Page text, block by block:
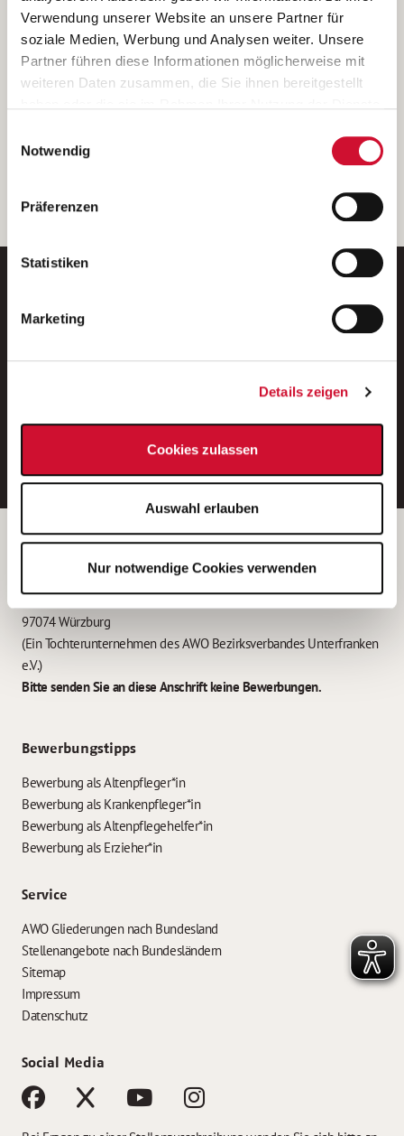
Verwendung unserer Website an unsere Partner für
soziale Medien, Werbung und Analysen weiter. Unsere
Partner führen diese Informationen möglicherweise mit
weiteren Daten zusammen, die Sie ihnen bereitgestellt
Wenn Sie auf „Cookies zulassen“ klicken, so stimmen
Sie der Speicherung sämtlicher Cookies zu. Sie können
Ihre Einwilligung selbstverständlich jederzeit widerrufen,
indem Sie die Cookie-Einstellungen aufrufen und diese
unserer
Notwendig
Präferenzen
Statistiken
Marketing
Details zeigen
Cookies zulassen
Auswahl erlauben
Nur notwendige Cookies verwenden
(Betreiber) gespeichert und an die für das Stellenangebot
verantwortliche Stelle zur Kontaktaufnahme weitergegeben
werden.
Diese Einwilligungserklärung kann ich jederzeit gegenüber dem
Weitere Details können Sie der
entnehmen.
E-Mail-Adresse eintragen
Betreiber der Webseite
Garitz Bewirtschaftungsbetriebe GmbH
Kantstraße 45a
97074 Würzburg
(Ein Tochterunternehmen des AWO Bezirksverbandes Unterfranken
e.V.)
Bitte senden Sie an diese Anschrift keine Bewerbungen.
Bewerbungstipps
Bewerbung als Altenpfleger*in
Bewerbung als Krankenpfleger*in
Bewerbung als Altenpflegehelfer*in
Bewerbung als Erzieher*in
Service
AWO Gliederungen nach Bundesland
Stellenangebote nach Bundesländern
Sitemap
Impressum
Datenschutz
Social Media